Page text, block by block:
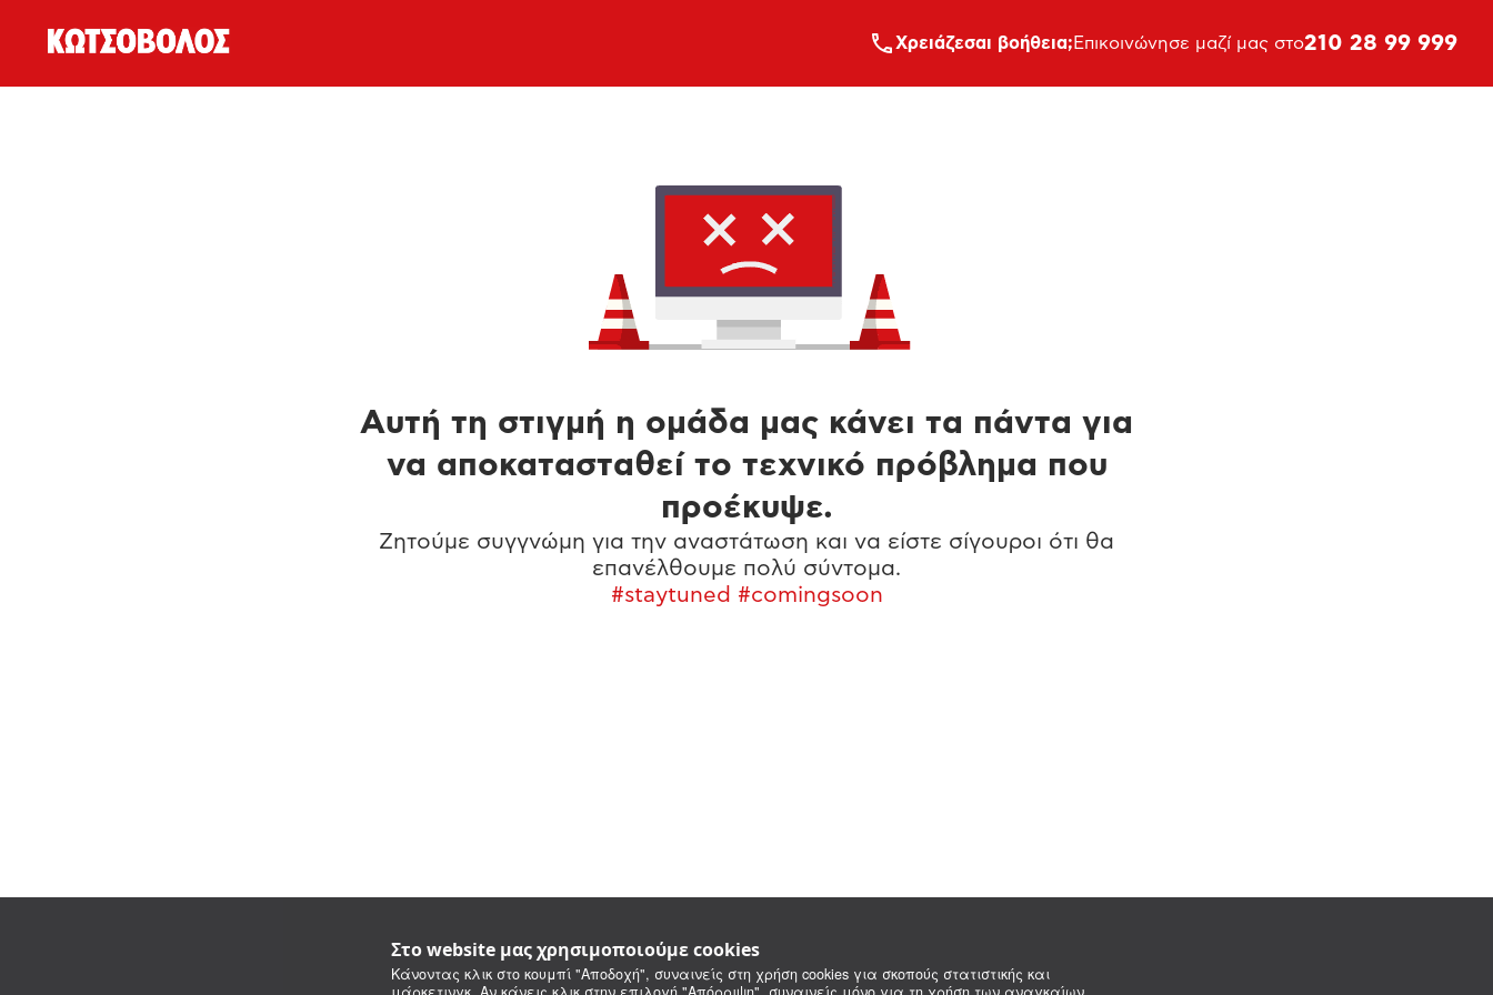
Στο website μας χρησιμοποιούμε cookies
Κάνοντας κλικ στο κουμπί "Αποδοχή", συναινείς στη χρήση cookies για σκοπούς στατιστικής και
Xρειάζεσαι βοήθεια; Επικοινώνησε μαζί μας στο210 28 99 999
Αυτή τη στιγμή η ομάδα μας κάνει τα πάντα για
να αποκατασταθεί το τεχνικό πρόβλημα που
προέκυψε.
Ζητούμε συγγνώμη για την αναστάτωση και να είστε σίγουροι ότι θα
επανέλθουμε πολύ σύντομα.
#staytuned #comingsoon